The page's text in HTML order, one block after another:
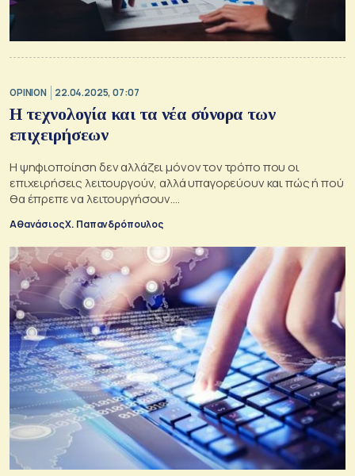
OPINION 22.04.2025, 07:07
Η τεχνολογία και τα νέα σύνορα των
επιχειρήσεων
Η ψηφιοποίηση δεν αλλάζει μόνον τον τρόπο που οι
επιχειρήσεις λειτουργούν, αλλά υπαγορεύουν και πώς ή πού
θα έπρεπε να λειτουργήσουν….
Αθανάσιος Χ. Παπανδρόπουλος